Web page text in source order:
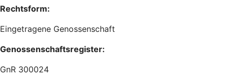
Rechtsform:
Eingetragene Genossenschaft
Genossenschaftsregister:
GnR 300024